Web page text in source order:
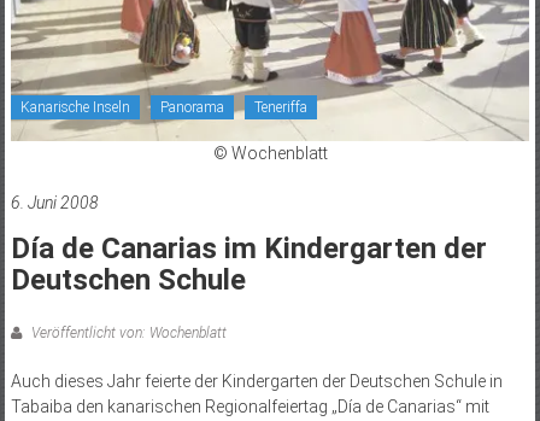
Kanarische Inseln Panorama Teneriffa
© Wochenblatt
6. Juni 2008
Día de Canarias im Kindergarten der
Deutschen Schule
Veröffentlicht von: Wochenblatt
Auch dieses Jahr feierte der Kindergarten der Deutschen Schule in
Tabaiba den kanarischen Regionalfeiertag „Día de Canarias“ mit